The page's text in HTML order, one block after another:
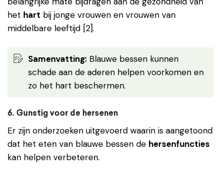
het hart bij jonge vrouwen en vrouwen van
middelbare leeftijd [2].
Samenvatting: Blauwe bessen kunnen
schade aan de aderen helpen voorkomen en
zo het hart beschermen.
6. Gunstig voor de hersenen
Er zijn onderzoeken uitgevoerd waarin is aangetoond
dat het eten van blauwe bessen de hersenfuncties
kan helpen verbeteren.